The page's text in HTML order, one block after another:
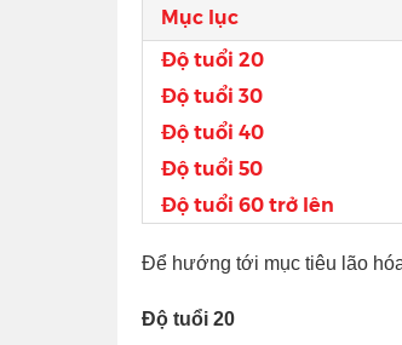
Mục lục
Độ tuổi 20
Độ tuổi 30
Độ tuổi 40
Độ tuổi 50
Độ tuổi 60 trở lên
Để hướng tới mục tiêu lão
Độ tuổi 20